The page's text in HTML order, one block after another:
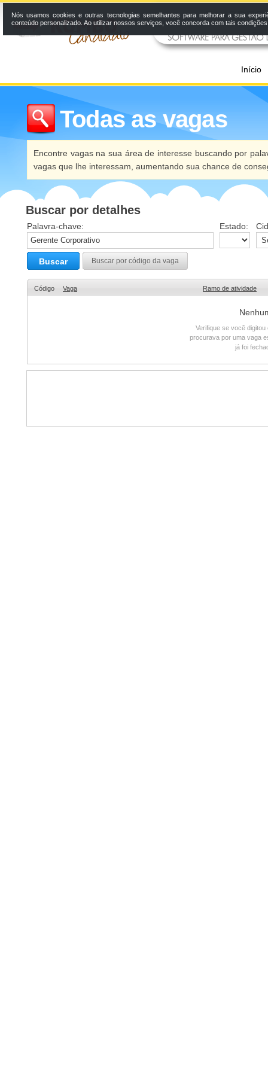
Início
Todas as vagas
Encontre vagas na sua área de interesse buscando por
vagas que lhe interessam, aumentando sua chance de
Buscar por detalhes
Palavra-chave: Estado:
Buscar Buscar por código da vaga
Código Vaga Ramo de atividade
Verifique se você
procurava por uma vaga
já foi
Nós usamos cookies e outras tecnologias semelhantes para melhorar a sua
conteúdo personalizado. Ao utilizar nossos serviços, você concorda com tais